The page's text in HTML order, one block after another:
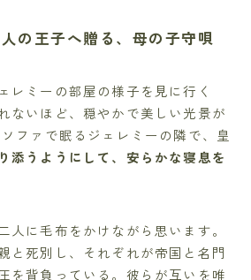
の王子へ贈る、母の子守唄
レミーの部屋の様子を見に行く
ないほど、穏やかで美しい光景が
ファで眠るジェレミーの隣で、皇
添うようにして、安らかな寝息を
人に毛布をかけながら思います。
と死別し、それぞれが帝国と名門
を背負っている。彼らが互いを唯